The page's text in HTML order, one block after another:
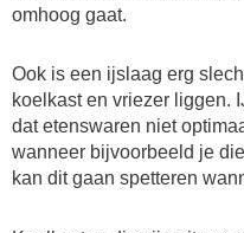
omhoog gaat.
Ook is een ijslaag erg
koelkast en vriezer liggen.
dat etenswaren niet
wanneer bijvoorbeeld je
kan dit gaan spetteren